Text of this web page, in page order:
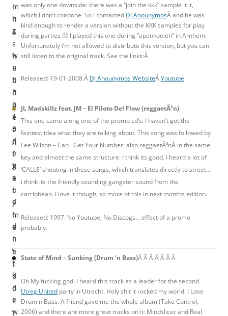
i
n
g
.
I
n
t
h
o
s
e
d
a
y
s
i
d
i
d
n
’
t
k
n
e
w
m
h
z
,
w
i
t
h
a
1
3
g
i
g
a
b
y
t
e
h
a
r
d
d
r
i
i
n
i
s
h
e
d
d
u
e
t
o
t
h
e
t
i
m
e
i
t
t
o
o
k
t
was only one downside: there was a “join the kkk” sample it it,
which i don’t condone. So i contacted DJ AnounymosÂ and he was
kind enough to render a version without the KKK samples for play
during parties 🙂 I played this one during “apenkooien” in Arnhem.
Unfortunately i’m not allowed to distribute this version, but you can
still listen to the original track. See the links:Â
Released: 19-01-2008.Â DJ Anounymos WebsiteÂYoutube
JL Madskillz feat. JM – El Piloto Del Flow (reggaetÃ³n)
This one came along one of the promo cd’s. I haven’t got the
faintest idea what they are talking about. This song was followed by
Lee Wilson – Can i Get Your Number; also reggaetÃ³nÂ in the same
key and almost the same structure. I think its good. I heard a lot of
‘CALLE’ shouting in these songs, which translates directly to street…
i think its the friendly sounding gangster sound from the
carribbean. I love it though, so more of this in next months edition.
Released: 1997. No Youtube, No Discogs… effect of a promo
probably.
State of Mind – Sunking (Drum ‘n Bass)Â Â Â Â Â Â Â
Oh My fucking god! I heard this track as a leader for the second
Utreg United party in Utrecht. Holy shit it rocked my world. I Love
Drum n Bass. A friend gave me the whole album (Take Control,
2006) and there are more great tracks on it: Mindslicer and Real